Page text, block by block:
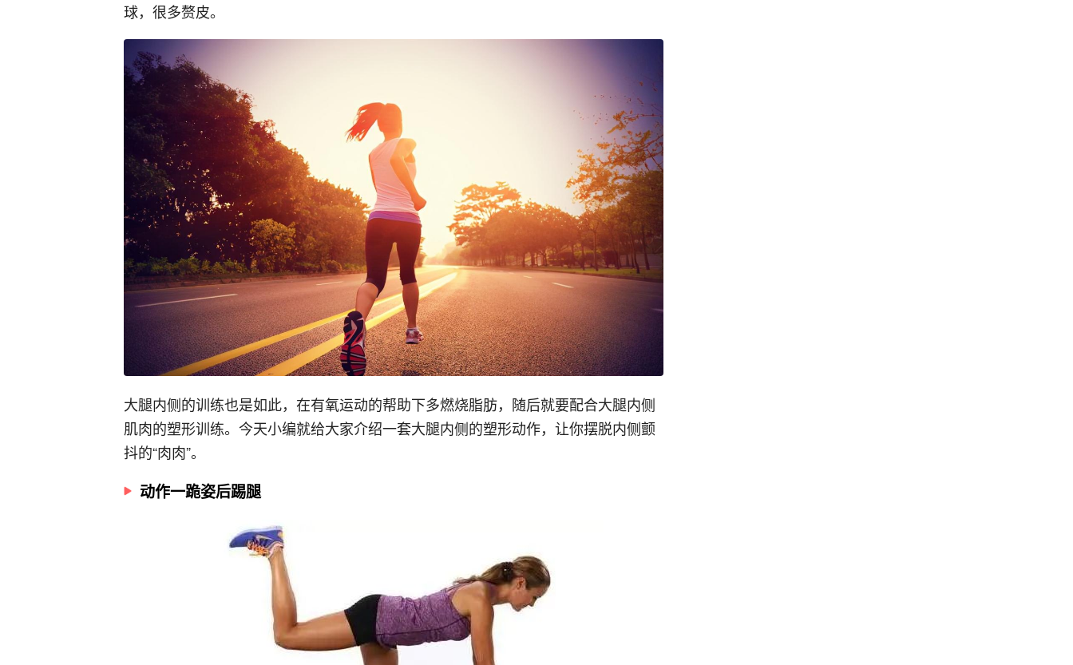
球，很多赘皮。
大腿内侧的训练也是如此，在有氧运动的帮助下多燃烧脂肪，随后就要配合大腿内侧
肌肉的塑形训练。今天小编就给大家介绍一套大腿内侧的塑形动作，让你摆脱内侧颤
抖的“肉肉”。
动作一跪姿后踢腿